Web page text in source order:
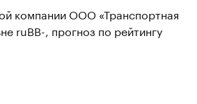
компании ООО «Транспортная
ruВВ-, прогноз по рейтингу